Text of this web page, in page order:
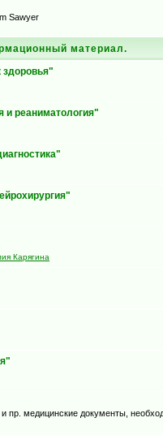
Sawyer
материал.
здоровья"
и реаниматология"
Карягина
пр. медицинские документы,